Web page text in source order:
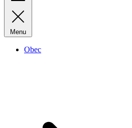
Menu
Obec